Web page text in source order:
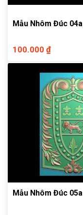
Mẫu Nhôm Đúc 04a
100.000 ₫
Mẫu Nhôm Đúc 05a